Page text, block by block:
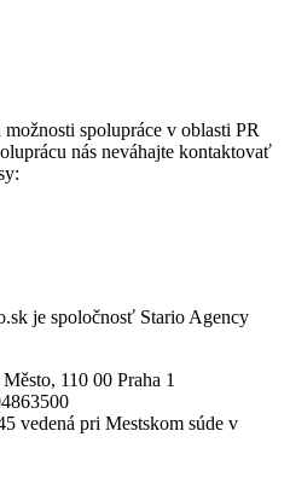
možnosti spolupráce v oblasti PR
nás neváhajte kontaktovať
je spoločnosť Stario Agency
110 00 Praha 1
vedená pri Mestskom súde v